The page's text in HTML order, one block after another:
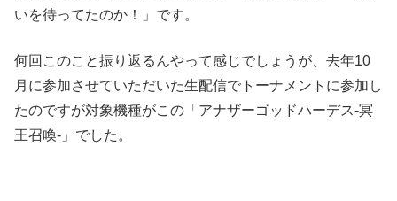
いを待ってたのか！」です。
何回このこと振り返るんやって感じでしょうが、去年10
月に参加させていただいた生配信でトーナメントに参加し
たのですが対象機種がこの「アナザーゴッドハーデス-冥
王召喚-」でした。